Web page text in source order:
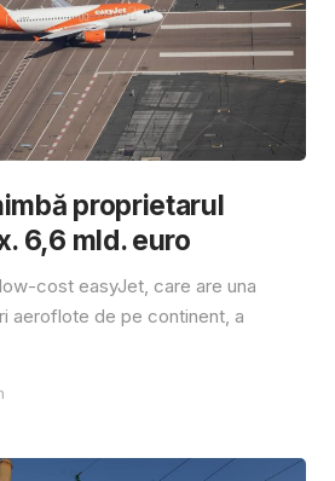
proprietarul
6,6 mld. euro
cost easyJet, care are una
aeroflote de pe continent, a